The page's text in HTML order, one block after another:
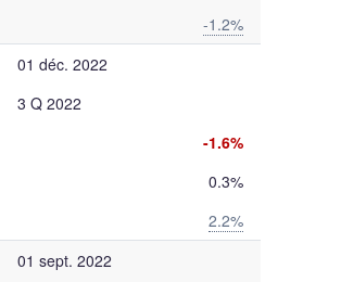
-1.2%
01 déc. 2022
3 Q 2022
-1.6%
0.3%
2.2%
01 sept. 2022